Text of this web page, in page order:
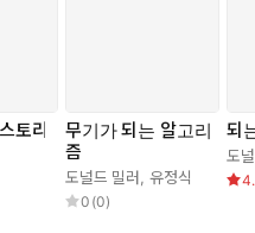
토리
무기가 되는 알고리
즘
도널드 밀러, 유정식
0 (0)
되
도